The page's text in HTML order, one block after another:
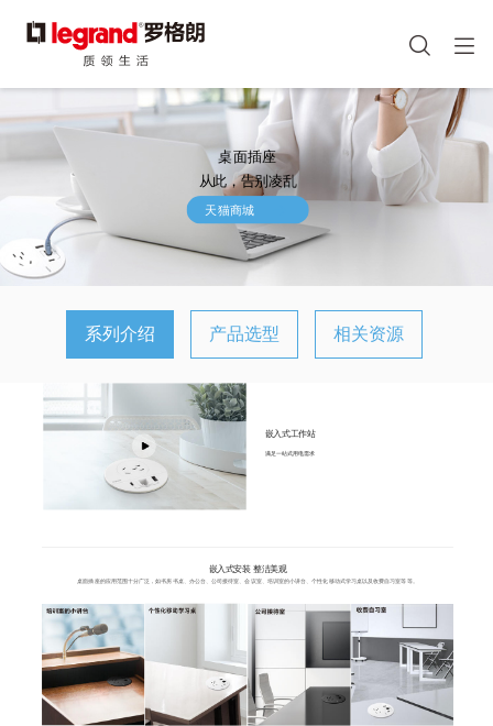
跳
主
要
内
容
像
桌面插座
从此，告别凌乱
天猫商城
系列介绍 产品选型 相关资源
嵌入式工作站
满足一站式用电需求
嵌入式安装 整洁美观
桌面插座的应用范围十分广泛，如书房书桌、办公台、公司接待室、会议室、培训室的小讲台、个性化移动式学习桌以及收费自习室等等。